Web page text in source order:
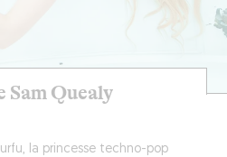
Sam Quealy
la princesse techno-pop